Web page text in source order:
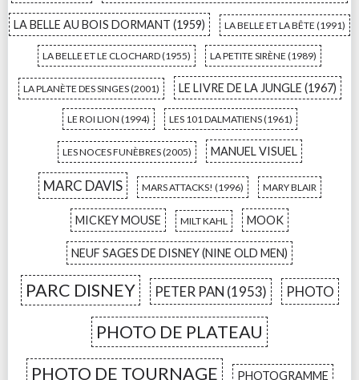
LA BELLE AU BOIS DORMANT (1959) LA BELLE ET LA BÊTE (1991)
LA BELLE ET LE CLOCHARD (1955) LA PETITE SIRÈNE (1989)
LA PLANÈTE DES SINGES (2001) LE LIVRE DE LA JUNGLE (1967)
LE ROI LION (1994) LES 101 DALMATIENS (1961)
LES NOCES FUNÈBRES (2005) MANUEL VISUEL
MARC DAVIS MARS ATTACKS! (1996) MARY BLAIR
MICKEY MOUSE MILT KAHL MOOK
NEUF SAGES DE DISNEY (NINE OLD MEN)
PARC DISNEY PETER PAN (1953) PHOTO
PHOTO DE PLATEAU
PHOTO DE TOURNAGE
PHOTOGRAMME